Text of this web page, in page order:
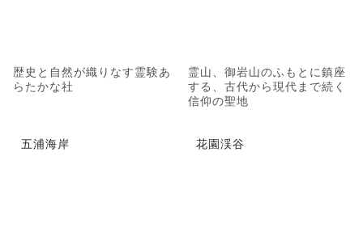
歴史と自然が織りなす霊験あ
らたかな社
霊山、御岩山のふもとに鎮座
する、古代から現代まで続く
信仰の聖地
五浦海岸 花園渓谷